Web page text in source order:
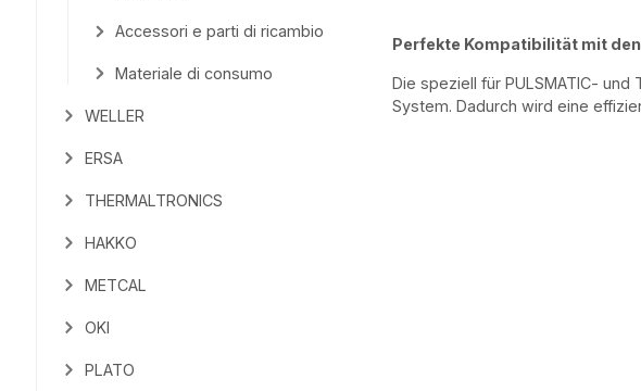
Accessori e parti di ricambio
Materiale di consumo
WELLER
ERSA
THERMALTRONICS
HAKKO
METCAL
OKI
PLATO
Perfekte Kompatibilität mit
Die speziell für PULSMATIC-
System. Dadurch wird eine